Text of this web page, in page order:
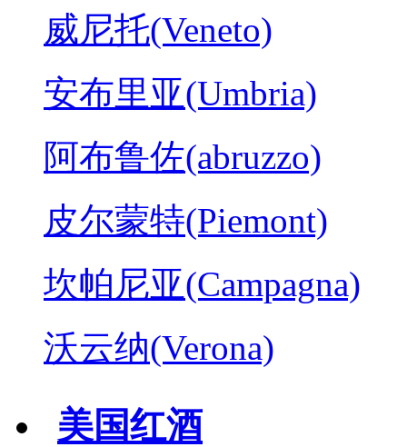
威尼托(Veneto)
安布里亚(Umbria)
阿布鲁佐(abruzzo)
皮尔蒙特(Piemont)
坎帕尼亚(Campagna)
沃云纳(Verona)
美国红酒